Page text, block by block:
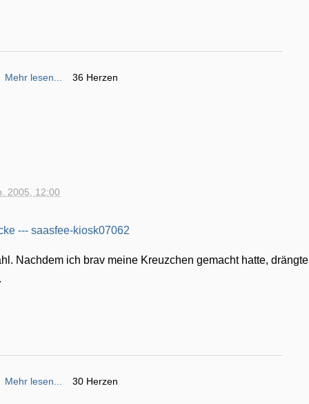
Mehr lesen... 36 Herzen
2005, 12:00
Nachdem ich brav meine Kreuzchen gemacht hatte, drängte
Mehr lesen... 30 Herzen